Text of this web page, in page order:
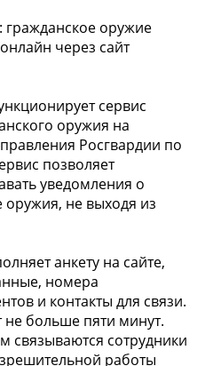
гражданское оружие
через сайт
сервис
оружия на
Росгвардии по
позволяет
уведомления о
не выходя из
анкету на сайте,
номера
и контакты для связи.
не больше пяти минут.
связываются сотрудники
работы